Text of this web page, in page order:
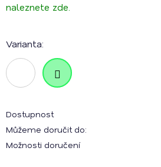
naleznete zde.
Varianta:
Dostupnost
Můžeme doručit do:
Možnosti doručení